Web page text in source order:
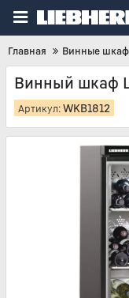
Главная Винные
Винный шкаф
Артикул:WKB1812